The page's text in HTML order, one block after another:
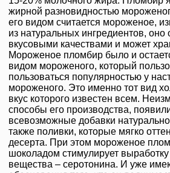
жирной разновидностью
его видом считается мороженое,
из натуральных ингредиентов, оно
вкусовыми качествами и может
Мороженое пломбир было и
видом мороженого, который
пользоваться популярностью у
мороженого. Это именно тот вид
вкус которого известен всем.
способы его производства,
всевозможные добавки
также поливки, которые мягко
десерта. При этом мороженое
шоколадом стимулирует
вещества – серотонина. И уже